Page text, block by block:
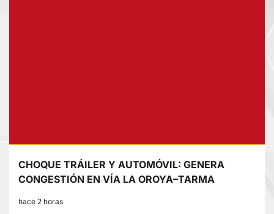
CHOQUE TRÁILER Y AUTOMÓVIL: GENERA
CONGESTIÓN EN VÍA LA OROYA–TARMA
hace 2 horas